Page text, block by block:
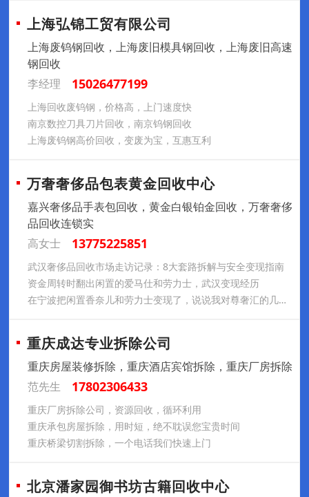
上海弘锦工贸有限公司
上海废钨钢回收，上海废旧模具钢回收，上海废旧高速
钢回收
李经理
15026477199
上海回收废钨钢，价格高，上门速度快
南京数控刀具刀片回收，南京钨钢回收
上海废钨钢高价回收，变废为宝，互惠互利
万奢奢侈品包表黄金回收中心
嘉兴奢侈品手表包回收，黄金白银铂金回收，万奢奢侈
品回收连锁实
高女士
13775225851
武汉奢侈品回收市场走访记录：8大套路拆解与安全变现指南
资金周转时翻出闲置的爱马仕和劳力士，武汉变现经历
在宁波把闲置香奈儿和劳力士变现了，说说我对尊奢汇的几点实在体会，打算出手的可以参考
重庆成达专业拆除公司
重庆房屋装修拆除，重庆酒店宾馆拆除，重庆厂房拆除
范先生
17802306433
重庆厂房拆除公司，资源回收，循环利用
重庆承包房屋拆除，用时短，绝不耽误您宝贵时间
重庆桥梁切割拆除，一个电话我们快速上门
北京潘家园御书坊古籍回收中心